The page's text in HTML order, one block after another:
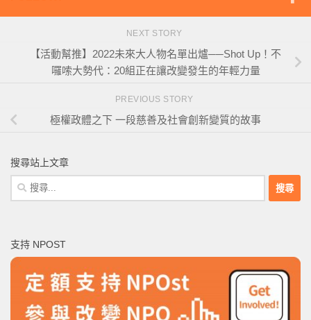
NEXT STORY
【活動幫推】2022未來大人物名單出爐──Shot Up！不
囉嗦大勢代：20組正在讓改變發生的年輕力量
PREVIOUS STORY
極權政體之下 一段慈善及社會創新變質的故事
搜尋站上文章
搜
尋
字:
支持 NPOST